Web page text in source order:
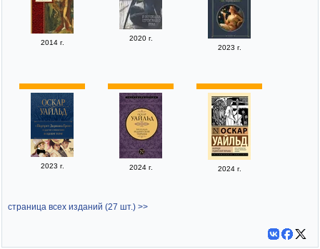
2014 г.
2020 г.
2023 г.
2023 г. 2024 г. 2024 г.
страница всех изданий (27 шт.) >>